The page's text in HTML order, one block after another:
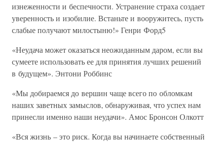
изнеженности и беспечности. Устранение страха создает
уверенность и изобилие. Встаньте и вооружитесь, пусть
слабые получают милостыню!» Генри Форд5
«Неудача может оказаться неожиданным даром, если вы
сумеете использовать ее для принятия лучших решений
в будущем». Энтони Роббинс
«Мы добираемся до вершин чаще всего по обломкам
наших заветных замыслов, обнаруживая, что успех нам
принесли именно наши неудачи». Амос Бронсон Олкотт
«Вся жизнь – это риск. Когда вы начинаете собственный